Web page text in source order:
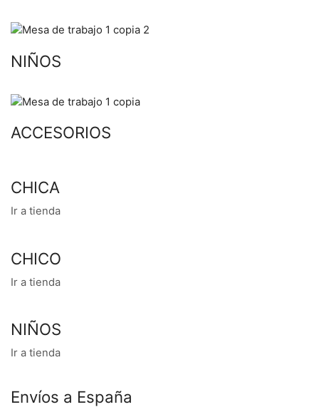
NIÑOS
ACCESORIOS
CHICA
Ir a tienda
CHICO
Ir a tienda
NIÑOS
Ir a tienda
Envíos a España